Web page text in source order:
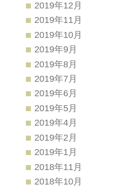
2019年12月
2019年11月
2019年10月
2019年9月
2019年8月
2019年7月
2019年6月
2019年5月
2019年4月
2019年2月
2019年1月
2018年11月
2018年10月